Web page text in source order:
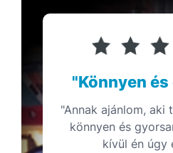
"Könnyen
"Annak ajánlom, aki
könnyen és
kívül én úgy